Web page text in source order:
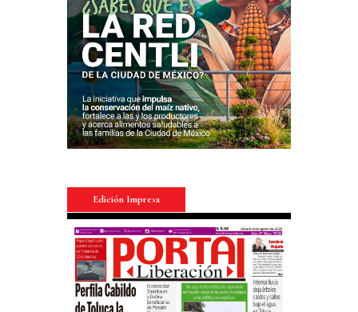
Edición Impresa